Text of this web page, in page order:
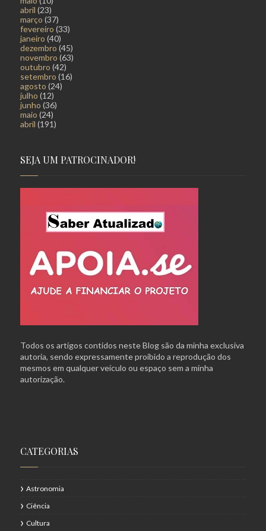
abril (23)
março (37)
fevereiro (33)
janeiro (40)
dezembro (45)
novembro (63)
outubro (42)
setembro (16)
agosto (24)
julho (12)
junho (36)
maio (24)
abril (191)
SEJA UM PATROCINADOR!
Todos os artigos contidos neste Blog são da minha exclusiva
autoria, sendo expressamente proibido a reprodução dos
mesmos em qualquer veículo ou espaço sem a minha
autorização.
CATEGORIAS
Astronomia
Ciência
Cultura